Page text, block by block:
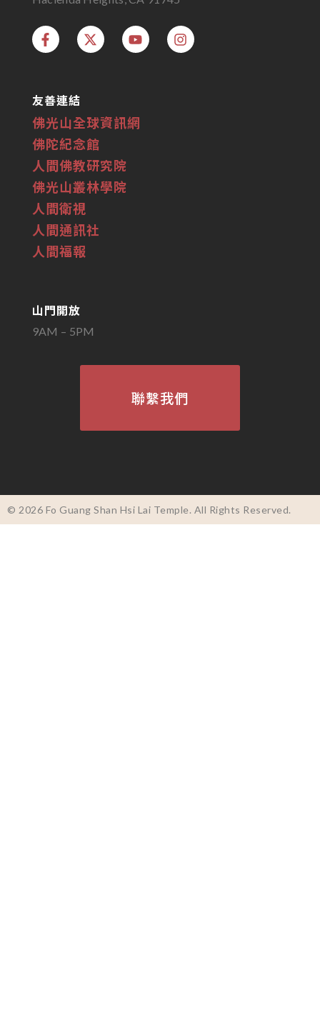
友善連結
佛光山全球資訊網
佛陀紀念館
人間佛教研究院
佛光山叢林學院
人間衛視
人間通訊社
人間福報
山門開放
9AM – 5PM
聯繫我們
© 2026 Fo Guang Shan Hsi Lai Temple. All Rights Reserved.